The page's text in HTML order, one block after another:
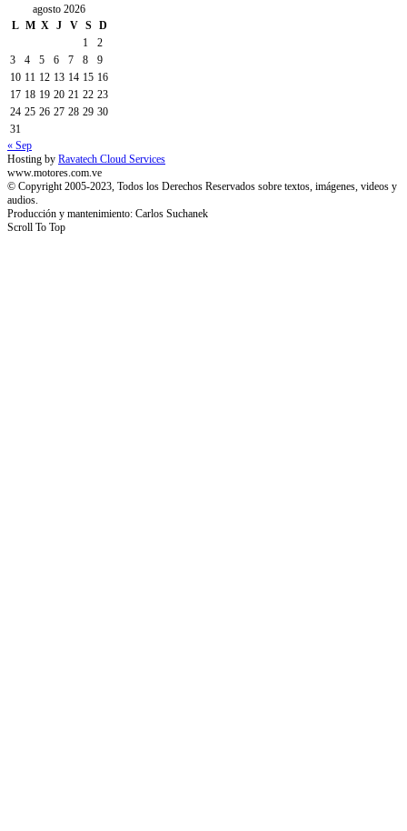
agosto 2026
L M X J V S
D
1
2
3
4 5 6 7 8
9
10 11 12 13 14 15 16
17 18 19 20 21 22 23
24 25 26 27 28 29 30
31
« Sep
Hosting by Ravatech Cloud Services
www.motores.com.ve
© Copyright 2005-2023, Todos los Derechos Reservados sobre textos, imágenes, videos y
audios.
Producción y mantenimiento: Carlos Suchanek
Scroll To Top